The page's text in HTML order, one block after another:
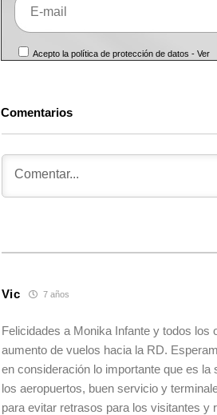
Acepto la política de protección de datos -Ver
Comentarios
Vic 7 años
Felicidades a Monika Infante y todos los
aumento de vuelos hacia la RD.
en consideración lo importante que es
los aeropuertos, buen servicio y
para evitar retrasos para los visitantes y